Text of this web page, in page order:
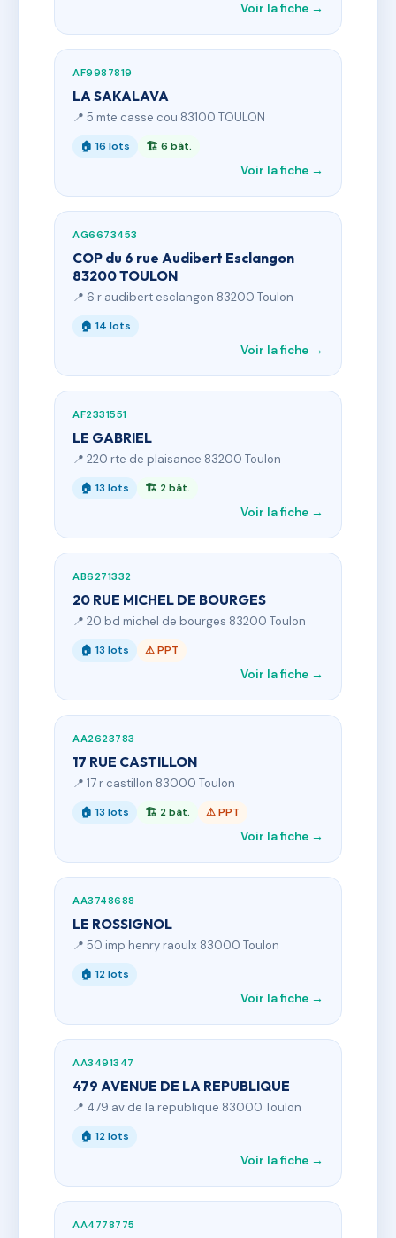
Voir la fiche →
AF9987819
LA SAKALAVA
📍 5 mte casse cou 83100 TOULON
🏠 16 lots 🏗 6 bât.
Voir la fiche →
AG6673453
COP du 6 rue Audibert Esclangon
83200 TOULON
📍 6 r audibert esclangon 83200 Toulon
🏠 14 lots
Voir la fiche →
AF2331551
LE GABRIEL
📍 220 rte de plaisance 83200 Toulon
🏠 13 lots 🏗 2 bât.
Voir la fiche →
AB6271332
20 RUE MICHEL DE BOURGES
📍 20 bd michel de bourges 83200 Toulon
🏠 13 lots ⚠ PPT
Voir la fiche →
AA2623783
17 RUE CASTILLON
📍 17 r castillon 83000 Toulon
🏠 13 lots 🏗 2 bât. ⚠ PPT
Voir la fiche →
AA3748688
LE ROSSIGNOL
📍 50 imp henry raoulx 83000 Toulon
🏠 12 lots
Voir la fiche →
AA3491347
479 AVENUE DE LA REPUBLIQUE
📍 479 av de la republique 83000 Toulon
🏠 12 lots
Voir la fiche →
AA4778775